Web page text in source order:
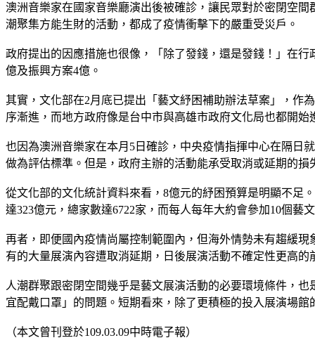
澳洲音樂家在國家音樂廳演出後被確診，讓民眾對於密閉空
潮聚集方能生財的活動，都成了疫情衝擊下的嚴重受災戶。
政府提出的因應措施也很像，「除了發錢，還是發錢！」在
億及振興方案4億。
其實，文化部在2月底已提出「藝文紓困補助辦法草案」，作
序漸進，而地方政府像是台中市與高雄市政府文化局也都開
也因為澳洲音樂家在本月5日確診，中央疫情指揮中心在隔日
做為評估標準。但是，政府主辦的活動能承受取消或延期的
從文化部的文化統計資料來看，8億元的紓困預算是明顯不足
達323億元，總家數達6722家，而每人每年大約會參加10個
再者，即便國內疫情尚屬控制範圍內，但海外情勢未有趨緩
有的大量展演內容遭取消延期，日後展演活動不確定性更高
人潮群聚跟密閉空間幾乎是藝文展演活動的必要環境條件，
宜配戴口罩」的問題。短期看來，除了更積極的投入展演場
（本文曾刊登於109.03.09中時電子報）